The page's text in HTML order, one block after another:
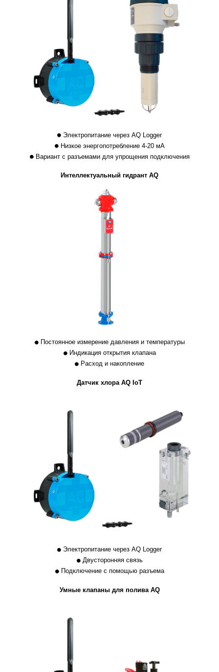
Электропитание через AQ Logger
Низкое энергопотребление 4-20 мА
Вариант с разъемами для упрощения подключения
Интеллектуальный гидрант AQ
Постоянное измерение давления и температуры
Индикация открытия клапана
Расход и накопление
Датчик хлора AQ IoT
Электропитание через AQ Logger
Двусторонняя связь
Подключение с помощью разъема
Умные клапаны для полива AQ